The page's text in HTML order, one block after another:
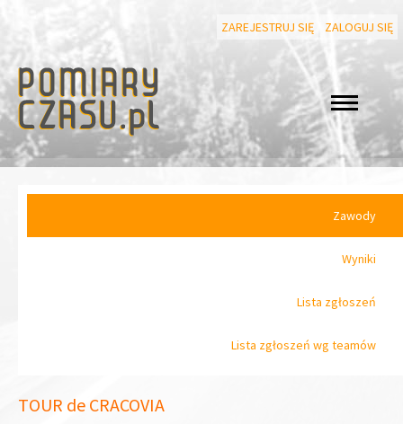
ZAREJESTRUJ SIĘ ZALOGUJ SIĘ
Zawody
Wyniki
Lista zgłoszeń
Lista zgłoszeń wg teamów
TOUR de CRACOVIA